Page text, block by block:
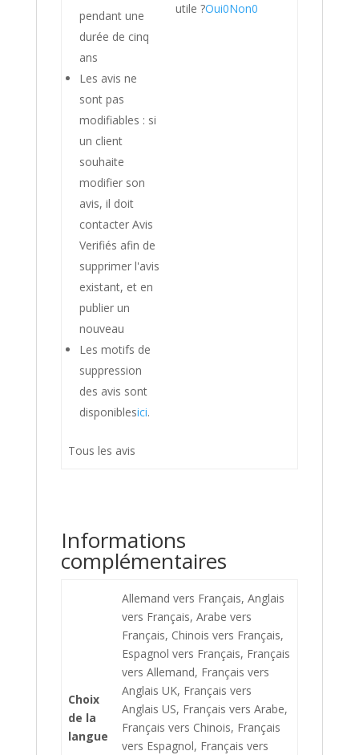
pendant une
durée de cinq
ans
Les avis ne
sont pas
modifiables : si
un client
souhaite
modifier son
avis, il doit
contacter Avis
Verifiés afin de
supprimer l'avis
existant, et en
publier un
nouveau
Les motifs de
suppression
des avis sont
disponiblesici.
Tous les avis
utile ?Oui0Non0
Informations
complémentaires
Choix
de la
langue
Allemand vers Français, Anglais
vers Français, Arabe vers
Français, Chinois vers Français,
Espagnol vers Français, Français
vers Allemand, Français vers
Anglais UK, Français vers
Anglais US, Français vers Arabe,
Français vers Chinois, Français
vers Espagnol, Français vers